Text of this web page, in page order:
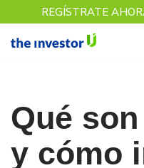
Saltar
REGÍSTRATE
Qué
y cómo